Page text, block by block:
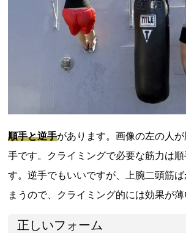
順手と逆手があります。画像の左の人
手です。クライミングで必要な筋力は順
す。逆手でもいいですが、上腕二頭筋
まうので、クライミング的には効果が薄
正しいフォーム